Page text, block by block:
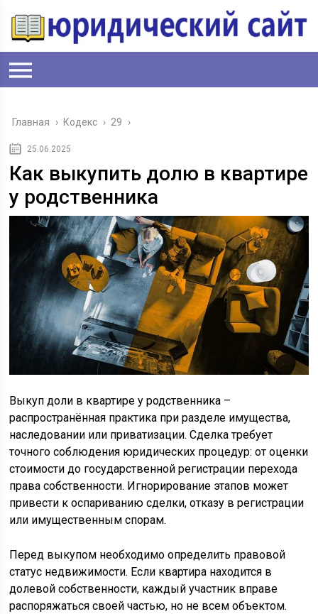
Главная › Кодекс › 29 ›
25.06.2025
Как выкупить долю в квартире
у родственника
Выкуп доли в квартире у родственника –
распространённая практика при разделе имущества,
наследовании или приватизации. Сделка требует
точного соблюдения юридических процедур: от оценки
стоимости до государственной регистрации перехода
права собственности. Игнорирование этапов может
привести к оспариванию сделки, отказу в регистрации
или имущественным спорам.
Перед выкупом необходимо определить правовой
статус недвижимости. Если квартира находится в
долевой собственности, каждый участник вправе
распоряжаться своей частью, но не всем объектом.